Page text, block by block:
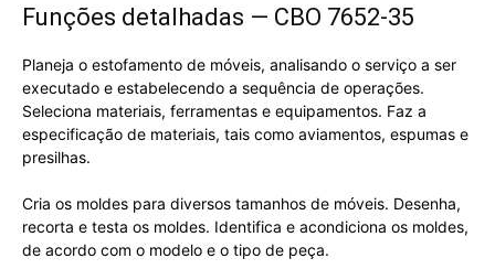
Funções detalhadas — CBO 7652-35
Planeja o estofamento de móveis, analisando o serviço a ser
executado e estabelecendo a sequência de operações.
Seleciona materiais, ferramentas e equipamentos. Faz a
especificação de materiais, tais como aviamentos, espumas e
presilhas.
Cria os moldes para diversos tamanhos de móveis. Desenha,
recorta e testa os moldes. Identifica e acondiciona os moldes,
de acordo com o modelo e o tipo de peça.